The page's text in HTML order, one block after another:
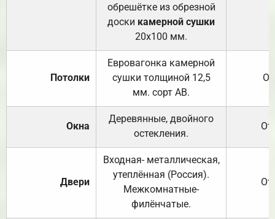
обрешётке из обрезной
доски камерной сушки
20х100 мм.
Потолки
Евровагонка камерной
сушки толщиной 12,5
мм. сорт АВ.
Окна
Деревянные, двойного
остекления.
Двери
Входная- металлическая,
утеплённая (Россия).
Межкомнатные-
филёнчатые.